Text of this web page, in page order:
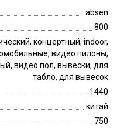
absen
800
концертный, indoor,
видео пилоны,
видео пол, вывески, для
табло, для вывесок
1440
китай
750